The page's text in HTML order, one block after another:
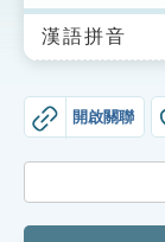
生字詞彙表
成語故事
索引選單
漢語拼音
開啟關聯